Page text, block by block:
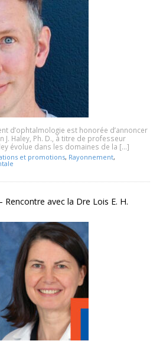
d’ophtalmologie est honorée d’annoncer
J. Haley, Ph. D., à titre de professeur
évolue dans les domaines de la […]
et promotions, Rayonnement,
Rencontre avec la Dre Lois E. H.